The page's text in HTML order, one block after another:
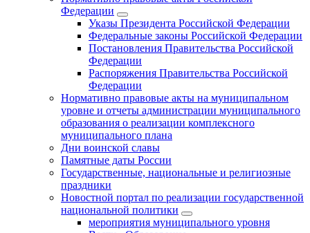
Федерации
Указы Президента Российской Федерации
Федеральные законы Российской Федерации
Постановления Правительства Российской
Федерации
Распоряжения Правительства Российской
Федерации
Нормативно правовые акты на муниципальном
уровне и отчеты администрации муниципального
образования о реализации комплексного
муниципального плана
Дни воинской славы
Памятные даты России
Государственные, национальные и религиозные
праздники
Новостной портал по реализации государственной
национальной политики
мероприятия муниципального уровня